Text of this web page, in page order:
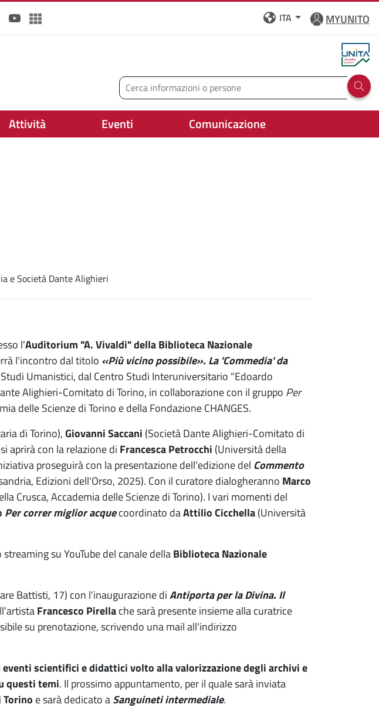
YouTubeAltri social
ITA MYUNITO
Cerca
Run
Attività Eventi Comunicazione
e Società Dante Alighieri
l'Auditorium "A. Vivaldi" della Biblioteca Nazionale
l'incontro dal titolo «Più vicino possibile». La 'Commedia' da
Umanistici, dal Centro Studi Interuniversitario "Edoardo
Alighieri-Comitato di Torino, in collaborazione con il gruppo Per
delle Scienze di Torino e della Fondazione CHANGES.
di Torino),Giovanni Saccani (Società Dante Alighieri-Comitato di
aprirà con la relazione di Francesca Petrocchi (Università della
proseguirà con la presentazione dell'edizione del Commento
Edizioni dell'Orso, 2025). Con il curatore dialogheranno Marco
Crusca, Accademia delle Scienze di Torino). I vari momenti del
Per correr miglior acquecoordinato daAttilio Cicchella(Università
su YouTube del canale dellaBiblioteca Nazionale
Battisti, 17) con l'inaugurazione diAntiporta per la Divina. Il
Francesco Pirellache sarà presente insieme alla curatrice
su prenotazione, scrivendo una mail all'indirizzo
eventi scientifici e didattici volto alla valorizzazione degli archivi e
questi temi. Il prossimo appuntamento, per il quale sarà inviata
e sarà dedicato aSanguineti intermediale.